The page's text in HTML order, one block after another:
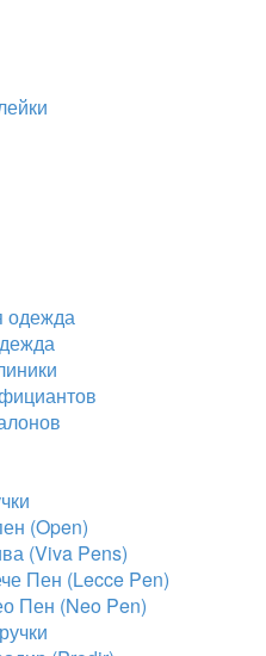
одежда
(Open)
(Viva Pens)
Пен (Lecce Pen)
Пен (Neo Pen)